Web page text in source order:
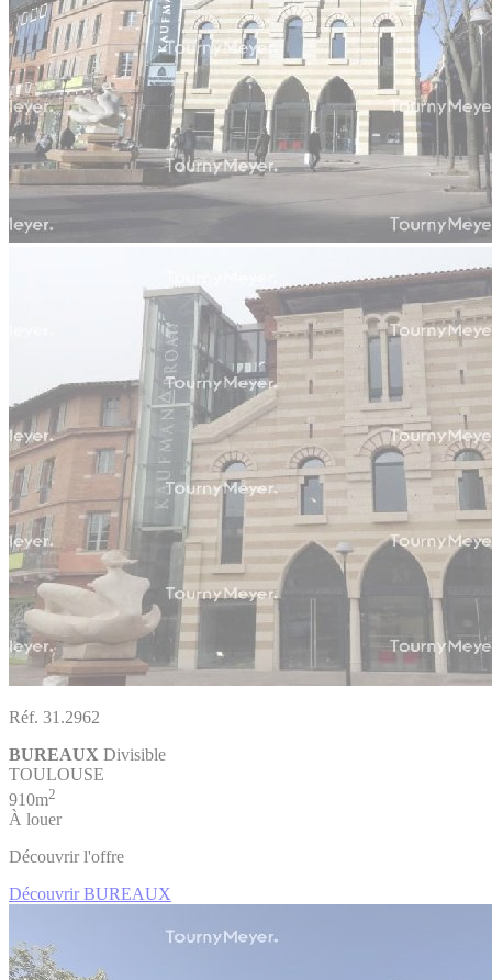
Réf. 31.2962
BUREAUX Divisible
TOULOUSE
910m2
À louer
Découvrir l'offre
Découvrir BUREAUX